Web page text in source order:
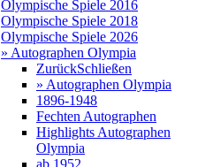
Olympische Spiele 2016
Olympische Spiele 2018
Olympische Spiele 2026
» Autographen Olympia
ZurückSchließen
» Autographen Olympia
1896-1948
Fechten Autographen
Highlights Autographen
Olympia
ab 1952